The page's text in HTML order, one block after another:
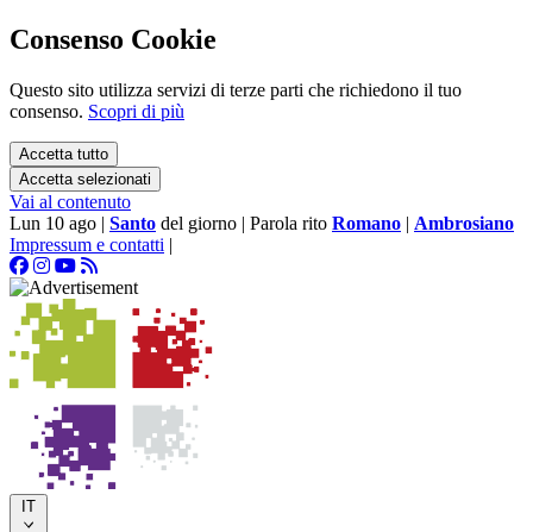
Consenso Cookie
Questo sito utilizza servizi di terze parti che richiedono il tuo
consenso. Scopri di più
Accetta tutto
Accetta selezionati
Vai al contenuto
Lun 10 ago | Santo del giorno | Parola rito Romano | Ambrosiano
Impressum e contatti |
IT